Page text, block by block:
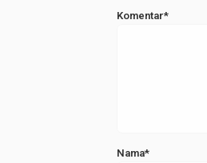
Komentar*
Nama*